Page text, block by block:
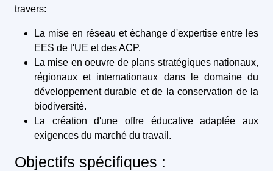
travers:
La mise en réseau et échange d'expertise entre les
EES de l'UE et des ACP.
La mise en oeuvre de plans stratégiques nationaux,
régionaux et internationaux dans le domaine du
développement durable et de la conservation de la
biodiversité.
La création d'une offre éducative adaptée aux
exigences du marché du travail.
Objectifs spécifiques :